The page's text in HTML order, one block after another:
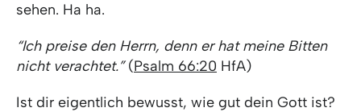
sehen. Ha ha.
“Ich preise den Herrn, denn er hat meine Bitten
nicht verachtet.”(Psalm 66:20 HfA)
Ist dir eigentlich bewusst, wie gut dein Gott ist?